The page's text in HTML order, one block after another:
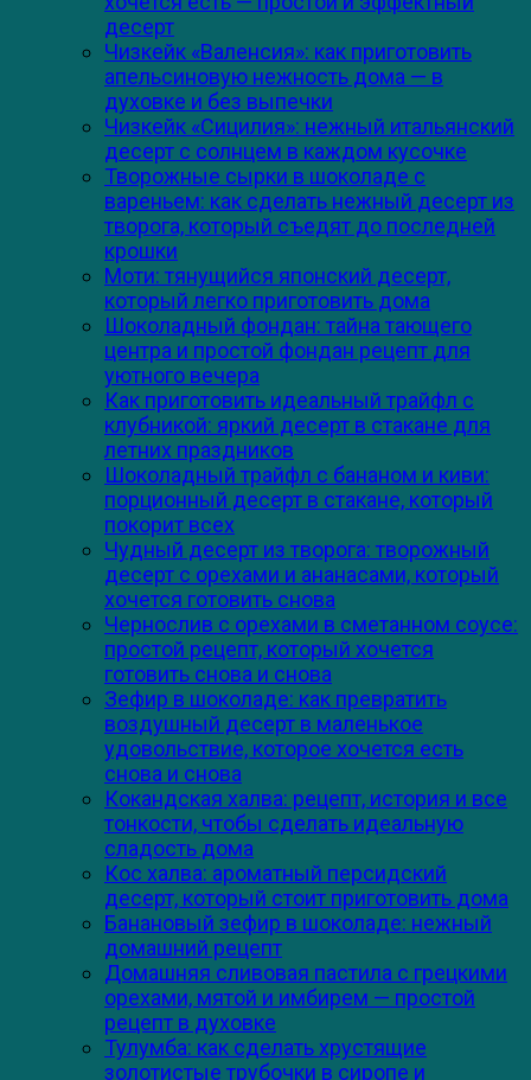
десерт
Чизкейк «Валенсия»: как приготовить
апельсиновую нежность дома — в
духовке и без выпечки
Чизкейк «Сицилия»: нежный итальянский
десерт с солнцем в каждом кусочке
Творожные сырки в шоколаде с
вареньем: как сделать нежный десерт из
творога, который съедят до последней
крошки
Моти: тянущийся японский десерт,
который легко приготовить дома
Шоколадный фондан: тайна тающего
центра и простой фондан рецепт для
уютного вечера
Как приготовить идеальный трайфл с
клубникой: яркий десерт в стакане для
летних праздников
Шоколадный трайфл с бананом и киви:
порционный десерт в стакане, который
покорит всех
Чудный десерт из творога: творожный
десерт с орехами и ананасами, который
хочется готовить снова
Чернослив с орехами в сметанном соусе:
простой рецепт, который хочется
готовить снова и снова
Зефир в шоколаде: как превратить
воздушный десерт в маленькое
удовольствие, которое хочется есть
снова и снова
Кокандская халва: рецепт, история и все
тонкости, чтобы сделать идеальную
сладость дома
Кос халва: ароматный персидский
десерт, который стоит приготовить дома
Банановый зефир в шоколаде: нежный
домашний рецепт
Домашняя сливовая пастила с грецкими
орехами, мятой и имбирем — простой
рецепт в духовке
Тулумба: как сделать хрустящие
золотистые трубочки в сиропе и